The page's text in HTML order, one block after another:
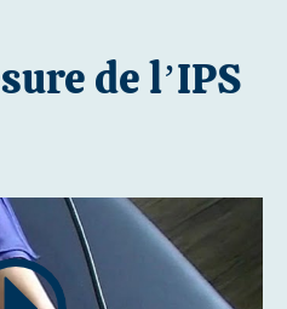
de l’IPS